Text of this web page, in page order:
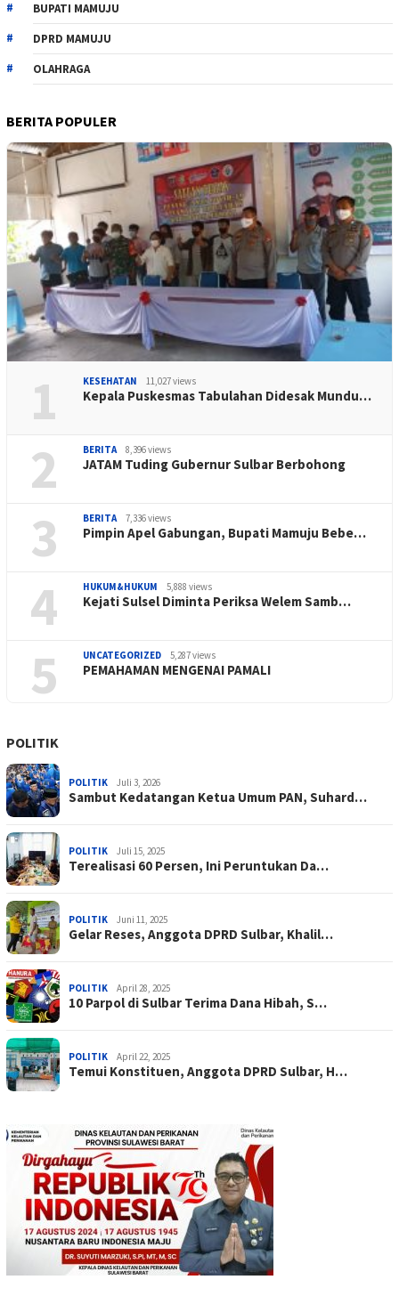
BUPATI MAMUJU
DPRD MAMUJU
OLAHRAGA
BERITA POPULER
1 KESEHATAN 11,027 views
Kepala Puskesmas Tabulahan Didesak Mundu…
2 BERITA 8,396 views
JATAM Tuding Gubernur Sulbar Berbohong
3 BERITA 7,336 views
Pimpin Apel Gabungan, Bupati Mamuju Bebe…
4 HUKUM&HUKUM 5,888 views
Kejati Sulsel Diminta Periksa Welem Samb…
5 UNCATEGORIZED 5,287 views
PEMAHAMAN MENGENAI PAMALI
POLITIK
POLITIK Juli 3, 2026
Sambut Kedatangan Ketua Umum PAN, Suhard…
POLITIK Juli 15, 2025
Terealisasi 60 Persen, Ini Peruntukan Da…
POLITIK Juni 11, 2025
Gelar Reses, Anggota DPRD Sulbar, Khalil…
POLITIK April 28, 2025
10 Parpol di Sulbar Terima Dana Hibah, S…
POLITIK April 22, 2025
Temui Konstituen, Anggota DPRD Sulbar, H…